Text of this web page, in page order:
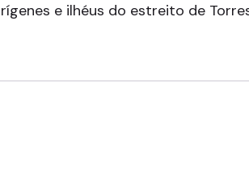
e ilhéus do estreito de